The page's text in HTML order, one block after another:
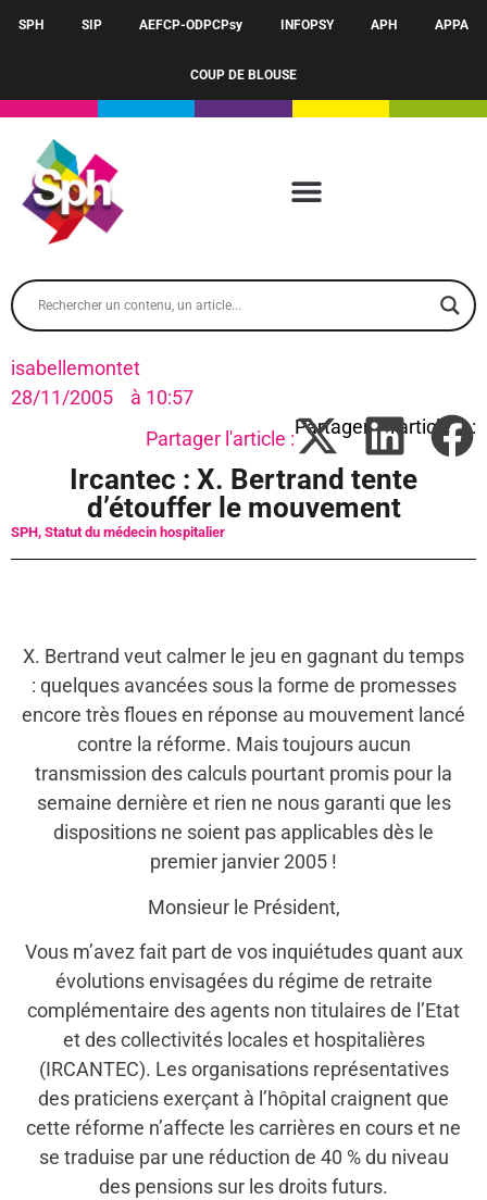
SPH SIP AEFCP-ODPCPsy INFOPSY APH APPA
COUP DE BLOUSE
isabellemontet
28/11/2005
à 10:57
Partager l'article :
Ircantec : X. Bertrand tente
d’étouffer le mouvement
SPH, Statut du médecin hospitalier
X. Bertrand veut calmer le jeu en gagnant du temps
: quelques avancées sous la forme de promesses
encore très floues en réponse au mouvement lancé
contre la réforme. Mais toujours aucun
transmission des calculs pourtant promis pour la
semaine dernière et rien ne nous garanti que les
dispositions ne soient pas applicables dès le
premier janvier 2005 !
Monsieur le Président,
Vous m’avez fait part de vos inquiétudes quant aux
évolutions envisagées du régime de retraite
complémentaire des agents non titulaires de l’Etat
et des collectivités locales et hospitalières
(IRCANTEC). Les organisations représentatives
des praticiens exerçant à l’hôpital craignent que
cette réforme n’affecte les carrières en cours et ne
se traduise par une réduction de 40 % du niveau
des pensions sur les droits futurs.